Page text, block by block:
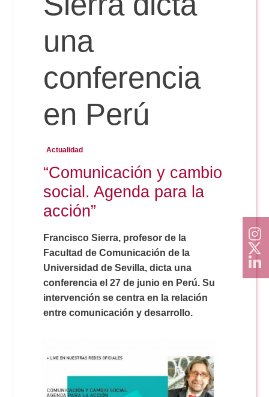
Comunicación Audiovisual
Doble Grado PER/CAV
#YoPractico
Boletines
una
conferencia
en Perú
Actualidad
“Comunicación y cambio
social. Agenda para la
acción”
Francisco Sierra, profesor de la
Facultad de Comunicación de la
Universidad de Sevilla, dicta una
conferencia el 27 de junio en Perú. Su
intervención se centra en la relación
entre comunicación y desarrollo.